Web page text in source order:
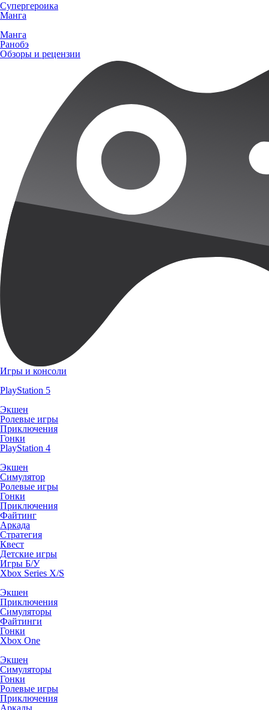
Супергероика
Манга
Манга
Ранобэ
Обзоры и рецензии
Игры и консоли
PlayStation 5
Экшен
Ролевые игры
Приключения
Гонки
PlayStation 4
Экшен
Симулятор
Ролевые игры
Гонки
Приключения
Файтинг
Аркада
Стратегия
Квест
Детские игры
Игры Б/У
Xbox Series X/S
Экшен
Приключения
Симуляторы
Файтинги
Гонки
Xbox One
Экшен
Симуляторы
Гонки
Ролевые игры
Приключения
Аркады